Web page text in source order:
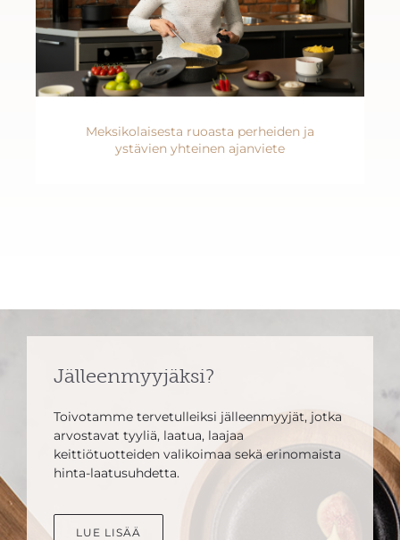
Meksikolaisesta ruoasta perheiden ja
ystävien yhteinen ajanviete
Jälleenmyyjäksi?
Toivotamme tervetulleiksi jälleenmyyjät, jotka
arvostavat tyyliä, laatua, laajaa
keittiötuotteiden valikoimaa sekä erinomaista
hinta-laatusuhdetta.
LUE LISÄÄ